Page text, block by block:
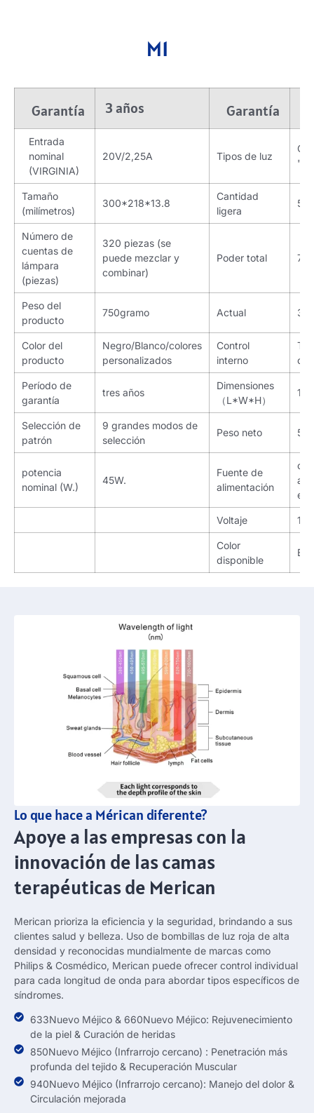
M1
Garantía 3 años Garantía
Entrada
nominal
(VIRGINIA)
20V/2,25A Tipos de luz
Tamaño
(milímetros)
300*218*13.8
Cantidad
ligera
Número de
cuentas de
lámpara
(piezas)
320 piezas (se
puede mezclar y
combinar)
Poder total
Peso del
producto
750gramo Actual
Color del
producto
Negro/Blanco/colores
personalizados
Control
interno
Período de
garantía
tres años
Dimensiones
（L*W*H）
Selección de
patrón
9 grandes modos de
selección
Peso neto 50
potencia
nominal (W.)
45W.
Fuente de
alimentación
Voltaje
Color
disponible
Lo que hace a Mérican diferente?
Apoye a las empresas con la
innovación de las camas
terapéuticas de Merican
Merican prioriza la eficiencia y la seguridad, brindando a sus
clientes salud y belleza. Uso de bombillas de luz roja de alta
densidad y reconocidas mundialmente de marcas como
Philips & Cosmédico, Merican puede ofrecer control individual
para cada longitud de onda para abordar tipos específicos de
síndromes.
633Nuevo Méjico & 660Nuevo Méjico: Rejuvenecimiento
de la piel & Curación de heridas
850Nuevo Méjico (Infrarrojo cercano) : Penetración más
profunda del tejido & Recuperación Muscular
940Nuevo Méjico (Infrarrojo cercano): Manejo del dolor &
Circulación mejorada